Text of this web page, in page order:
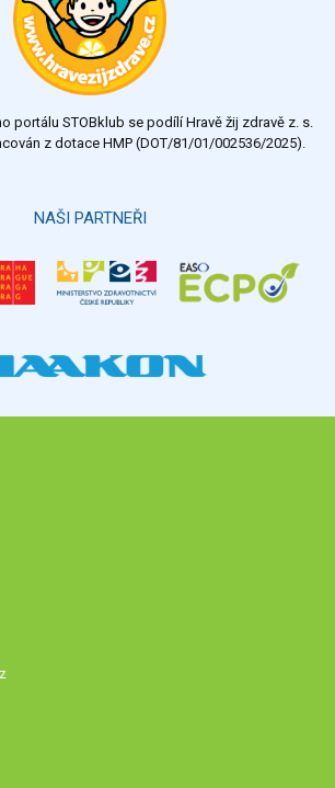
Všechny ankety
portálu STOBklub se podílí Hravě žij zdravě z. s.
z dotace HMP (DOT/81/01/002536/2025).
NAŠI PARTNEŘI